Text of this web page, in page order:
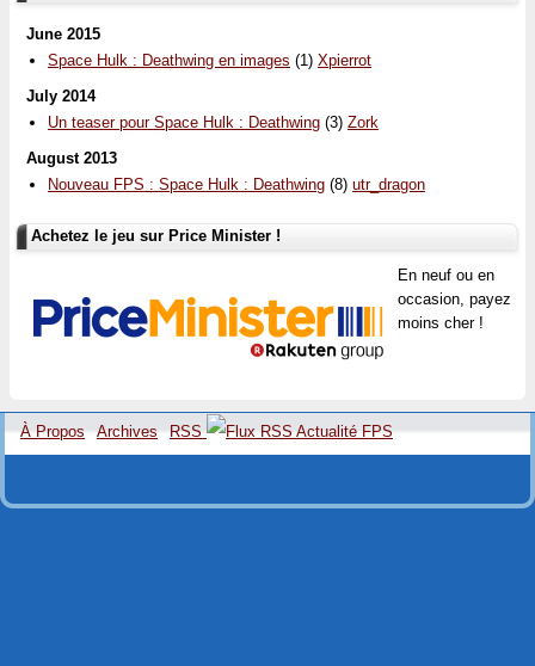
June 2015
Space Hulk : Deathwing en images (1) Xpierrot
July 2014
Un teaser pour Space Hulk : Deathwing (3) Zork
August 2013
Nouveau FPS : Space Hulk : Deathwing (8) utr_dragon
Achetez le jeu sur Price Minister !
En neuf ou en
occasion, payez
moins cher !
À Propos Archives RSS